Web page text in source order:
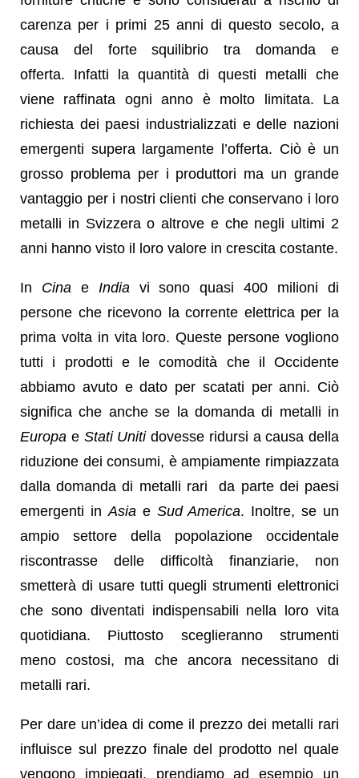
carenza per i primi 25 anni di questo secolo, a
causa del forte squilibrio tra domanda e
offerta. Infatti la quantità di questi metalli che
viene raffinata ogni anno è molto limitata. La
richiesta dei paesi industrializzati e delle nazioni
emergenti supera largamente l’offerta. Ciò è un
grosso problema per i produttori ma un grande
vantaggio per i nostri clienti che conservano i loro
metalli in Svizzera o altrove e che negli ultimi 2
anni hanno visto il loro valore in crescita costante.
In Cina e India vi sono quasi 400 milioni di
persone che ricevono la corrente elettrica per la
prima volta in vita loro. Queste persone vogliono
tutti i prodotti e le comodità che il Occidente
abbiamo avuto e dato per scatati per anni. Ciò
significa che anche se la domanda di metalli in
Europa e Stati Unitidovesse ridursi a causa della
riduzione dei consumi, è ampiamente rimpiazzata
dalla domanda di metalli rari da parte dei paesi
emergenti in Asia e Sud America. Inoltre, se un
ampio settore della popolazione occidentale
riscontrasse delle difficoltà finanziarie, non
smetterà di usare tutti quegli strumenti elettronici
che sono diventati indispensabili nella loro vita
quotidiana. Piuttosto sceglieranno strumenti
meno costosi, ma che ancora necessitano di
metalli rari.
Per dare un’idea di come il prezzo dei metalli rari
influisce sul prezzo finale del prodotto nel quale
vengono impiegati, prendiamo ad esempio un